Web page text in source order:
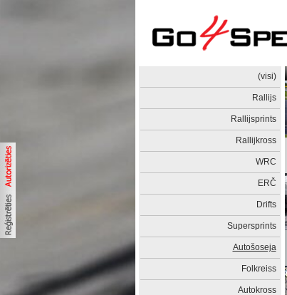
(visi)
Rallijs
Rallijsprints
Rallijkross
WRC
ERČ
Drifts
Supersprints
Autošoseja
Folkreiss
Autokross